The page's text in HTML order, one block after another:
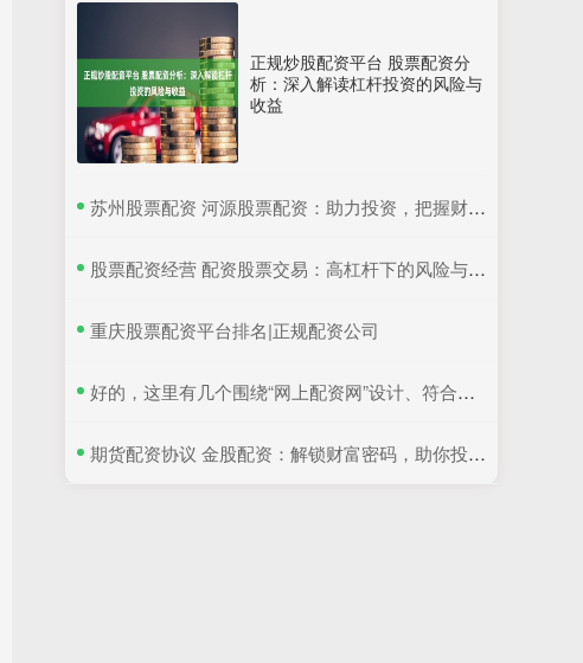
正规炒股配资平台 股票配资分
析：深入解读杠杆投资的风险与
收益
​苏州股票配资 河源股票配资：助力投资，把握财富良机
​股票配资经营 配资股票交易：高杠杆下的风险与收益
​重庆股票配资平台排名|正规配资公司
​好的，这里有几个围绕“网上配资网”设计、符合百度收录规范的标题，均在以内：
​期货配资协议 金股配资：解锁财富密码，助你投资致富